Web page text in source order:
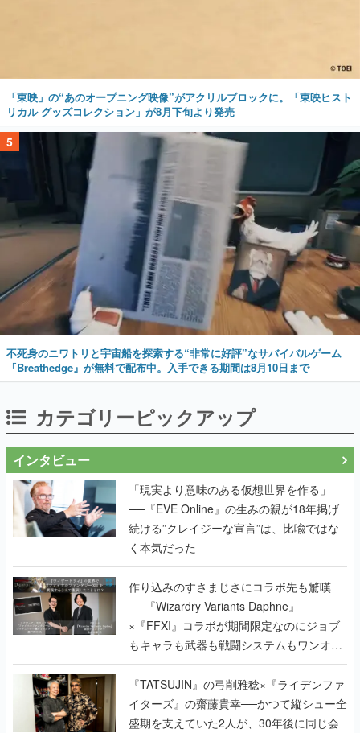
「東映」の“あのオープニング映像”がアクリルブロックに。「東映ヒスト
リカル グッズコレクション」が8月下旬より発売
5
不死身のニワトリと宇宙船を探索する“非常に好評”なサバイバルゲーム
『Breathedge』が無料で配布中。入手できる期間は8月10日まで
カテゴリーピックアップ
インタビュー
「現実より意味のある仮想世界を作る」
──『EVE Online』の生みの親が18年掲げ
続ける”クレイジーな宣言”は、比喩ではな
く本気だった
作り込みのすさまじさにコラボ先も驚嘆
──『Wizardry Variants Daphne』
×『FFXI』コラボが期間限定なのにジョブ
もキャラも武器も戦闘システムもワンオフ
で作り込まれた理由を両ディレクターに聞
く
『TATSUJIN』の弓削雅稔×『ライデンファ
イターズ』の齋藤貴幸──かつて縦シュー全
盛期を支えていた2人が、30年後に同じ会